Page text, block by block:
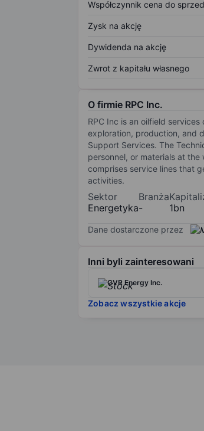
Współczynnik cena do
Zysk na akcję
Dywidenda na akcję
Zwrot z kapitału własnego
O firmie RPC Inc.
RPC Inc is an oilfield
exploration, production, and
Support Services. The
personnel, or materials at
comprises service lines that
activities.
Sektor
Energetyka
Branża
-
1bn
Dane dostarczone przez
Inni byli zainteresowani
CVR Energy Inc.
Zobacz wszystkie akcje